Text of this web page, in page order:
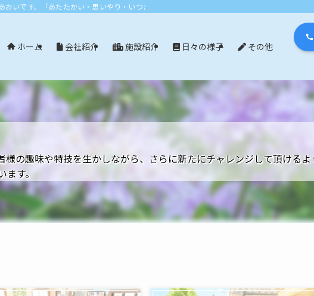
いです。「あたたかい・思いやり・いつまでも」エリア：尾張旭市・長久手市・瀬戸市・名
ホーム 会社紹介 施設紹介 日々の様子 その他
の趣味や特技を生かしながら、さらに新たにチャレンジして頂ける
ます。